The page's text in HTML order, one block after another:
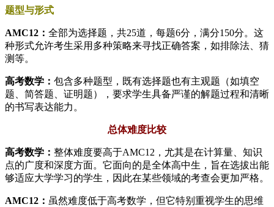
题型与形式
AMC12： 全部为选择题，共25道，每题6分，满分150分。这
种形式允许考生采用多种策略来寻找正确答案，如排除法、猜
测等。
高考数学： 包含多种题型，既有选择题也有主观题（如填空
题、简答题、证明题），要求学生具备严谨的解题过程和清晰
的书写表达能力。
总体难度比较
高考数学： 整体难度要高于AMC12，尤其是在计算量、知识
点的广度和深度方面。它面向的是全体高中生，旨在选拔出能
够适应大学学习的学生，因此在某些领域的考查会更加严格。
AMC12： 虽然难度低于高考数学，但它特别重视学生的思维